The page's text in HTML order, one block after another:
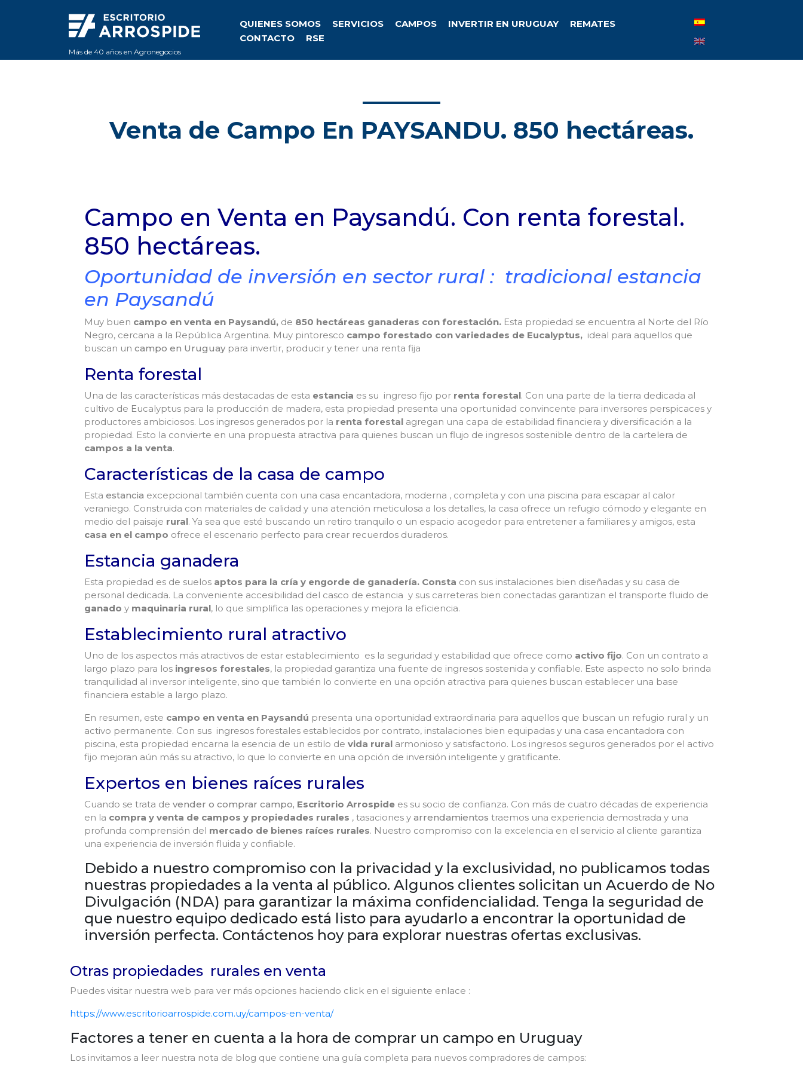
Más de 40 años en Agronegocios
QUIENES SOMOS SERVICIOS CAMPOS INVERTIR EN URUGUAY
REMATES
CONTACTO
RSE
Venta de Campo En PAYSANDU. 850 hectáreas.
Campo en Venta en Paysandú. Con renta forestal.
850 hectáreas.
Oportunidad de inversión en sector rural : tradicional estancia
en Paysandú
Muy buen campo en venta en Paysandú, de 850 hectáreas ganaderas con forestación. Esta propiedad se encuentra al Norte del Río
Negro, cercana a la República Argentina. Muy pintoresco campo forestado con variedades de Eucalyptus, ideal para aquellos que
buscan un campo en Uruguay para invertir, producir y tener una renta fija
Renta forestal
Una de las características más destacadas de esta estancia es su ingreso fijo por renta forestal. Con una parte de la tierra dedicada al
cultivo de Eucalyptus para la producción de madera, esta propiedad presenta una oportunidad convincente para inversores perspicaces y
productores ambiciosos. Los ingresos generados por la renta forestal agregan una capa de estabilidad financiera y diversificación a la
propiedad. Esto la convierte en una propuesta atractiva para quienes buscan un flujo de ingresos sostenible dentro de la cartelera de
campos a la venta.
Características de la casa de campo
Esta estancia excepcional también cuenta con una casa encantadora, moderna , completa y con una piscina para escapar al calor
veraniego. Construida con materiales de calidad y una atención meticulosa a los detalles, la casa ofrece un refugio cómodo y elegante en
medio del paisaje rural. Ya sea que esté buscando un retiro tranquilo o un espacio acogedor para entretener a familiares y amigos, esta
casa en el campo ofrece el escenario perfecto para crear recuerdos duraderos.
Estancia ganadera
Esta propiedad es de suelos aptos para la cría y engorde de ganadería. Consta con sus instalaciones bien diseñadas y su casa de
personal dedicada. La conveniente accesibilidad del casco de estancia y sus carreteras bien conectadas garantizan el transporte fluido de
ganado y maquinaria rural, lo que simplifica las operaciones y mejora la eficiencia.
Establecimiento rural atractivo
Uno de los aspectos más atractivos de estar establecimiento es la seguridad y estabilidad que ofrece como activo fijo. Con un contrato a
largo plazo para los ingresos forestales, la propiedad garantiza una fuente de ingresos sostenida y confiable. Este aspecto no solo brinda
tranquilidad al inversor inteligente, sino que también lo convierte en una opción atractiva para quienes buscan establecer una base
financiera estable a largo plazo.
En resumen, este campo en venta en Paysandú presenta una oportunidad extraordinaria para aquellos que buscan un refugio rural y un
activo permanente. Con sus ingresos forestales establecidos por contrato, instalaciones bien equipadas y una casa encantadora con
piscina, esta propiedad encarna la esencia de un estilo de vida rural armonioso y satisfactorio. Los ingresos seguros generados por el activo
fijo mejoran aún más su atractivo, lo que lo convierte en una opción de inversión inteligente y gratificante.
Expertos en bienes raíces rurales
Cuando se trata de vender o comprar campo, Escritorio Arrospide es su socio de confianza. Con más de cuatro décadas de experiencia
en la compra y venta de campos y propiedades rurales , tasaciones y arrendamientos traemos una experiencia demostrada y una
profunda comprensión del mercado de bienes raíces rurales. Nuestro compromiso con la excelencia en el servicio al cliente garantiza
una experiencia de inversión fluida y confiable.
Debido a nuestro compromiso con la privacidad y la exclusividad, no publicamos todas
nuestras propiedades a la venta al público. Algunos clientes solicitan un Acuerdo de No
Divulgación (NDA) para garantizar la máxima confidencialidad. Tenga la seguridad de
que nuestro equipo dedicado está listo para ayudarlo a encontrar la oportunidad de
inversión perfecta. Contáctenos hoy para explorar nuestras ofertas exclusivas.
Otras propiedades rurales en venta
Puedes visitar nuestra web para ver más opciones haciendo click en el siguiente enlace :
https://www.escritorioarrospide.com.uy/campos-en-venta/
Factores a tener en cuenta a la hora de comprar un campo en Uruguay
Los invitamos a leer nuestra nota de blog que contiene una guía completa para nuevos compradores de campos: